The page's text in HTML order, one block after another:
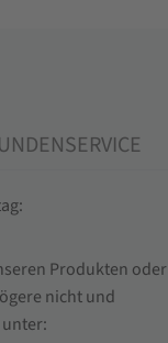
Produkten oder
nicht und